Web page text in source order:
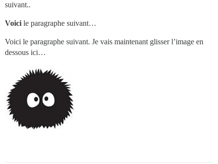
suivant..
Voicile paragraphe suivant…
Voici le paragraphe suivant. Je vais maintenant glisser l’image en
dessous ici…